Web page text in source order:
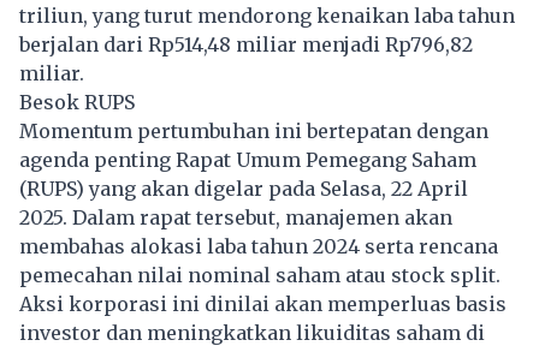
triliun, yang turut mendorong kenaikan laba tahun
berjalan dari Rp514,48 miliar menjadi Rp796,82
miliar.
Besok RUPS
Momentum pertumbuhan ini bertepatan dengan
agenda penting Rapat Umum Pemegang Saham
(RUPS) yang akan digelar pada Selasa, 22 April
2025. Dalam rapat tersebut, manajemen akan
membahas alokasi laba tahun 2024 serta rencana
pemecahan nilai nominal saham atau stock split.
Aksi korporasi ini dinilai akan memperluas basis
investor dan meningkatkan likuiditas saham di